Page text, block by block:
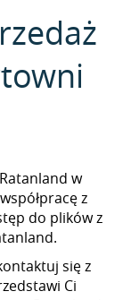
w
z
do plików z
się z
Ci